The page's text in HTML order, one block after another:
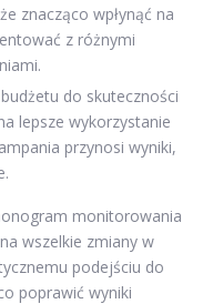
znacząco wpłynąć na
z różnymi
do skuteczności
lepsze wykorzystanie
przynosi wyniki,
monitorowania
wszelkie zmiany w
podejściu do
poprawić wyniki